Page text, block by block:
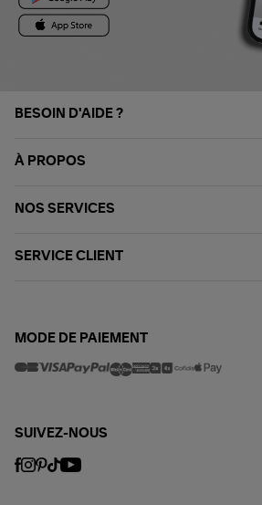
BESOIN D'AIDE ?
À PROPOS
NOS SERVICES
SERVICE CLIENT
MODE DE PAIEMENT
SUIVEZ-NOUS